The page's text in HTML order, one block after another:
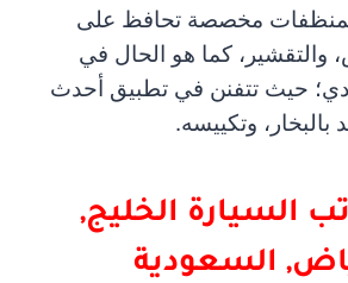
مخصصة تحافظ على
والتقشير، كما هو الحال في
حيث تتفنن في تطبيق أحدث
وتكييسه.
السيارة الخليج,
السعودية